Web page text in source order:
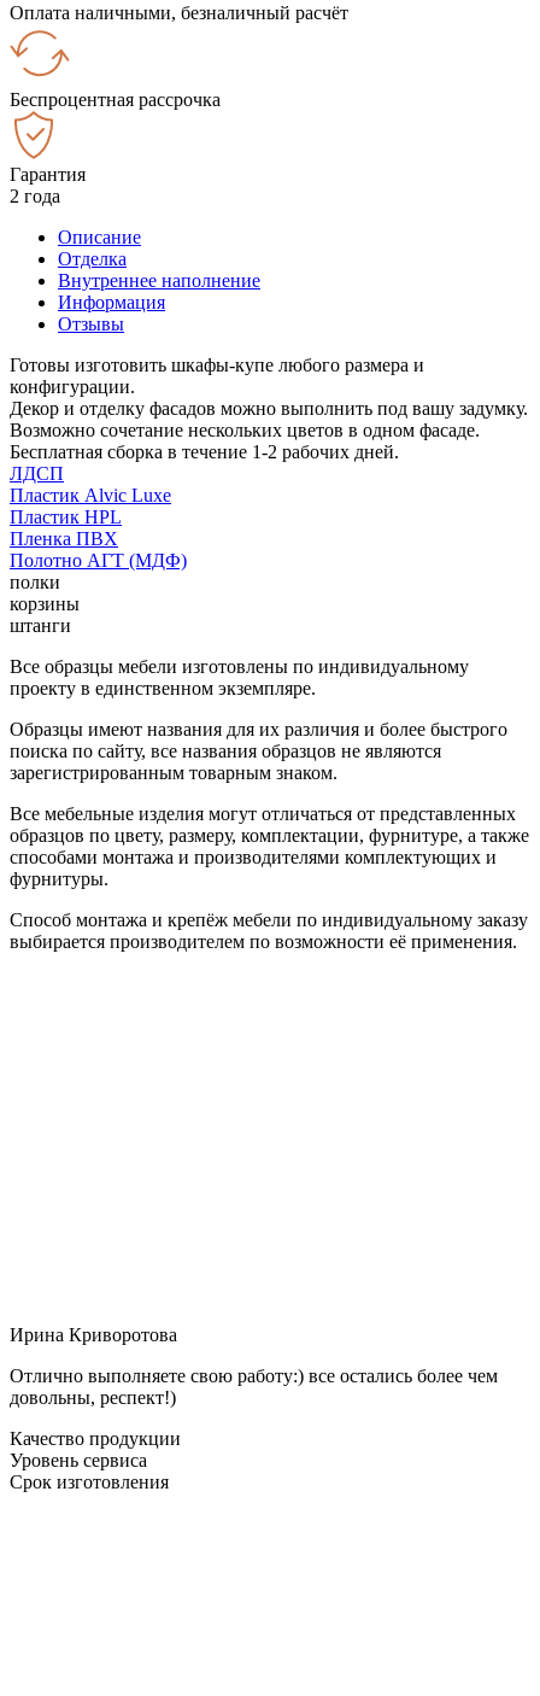
Оплата наличными, безналичный расчёт
Беспроцентная рассрочка
Гарантия
2 года
Описание
Отделка
Внутреннее наполнение
Информация
Отзывы
Готовы изготовить шкафы-купе любого размера и
конфигурации.
Декор и отделку фасадов можно выполнить под вашу задумку.
Возможно сочетание нескольких цветов в одном фасаде.
Бесплатная сборка в течение 1-2 рабочих дней.
ЛДСП
Пластик Alvic Luxe
Пластик HPL
Пленка ПВХ
Полотно АГТ (МДФ)
полки
корзины
штанги
Все образцы мебели изготовлены по индивидуальному
проекту в единственном экземпляре.
Образцы имеют названия для их различия и более быстрого
поиска по сайту, все названия образцов не являются
зарегистрированным товарным знаком.
Все мебельные изделия могут отличаться от представленных
образцов по цвету, размеру, комплектации, фурнитуре, а также
способами монтажа и производителями комплектующих и
фурнитуры.
Способ монтажа и крепёж мебели по индивидуальному заказу
выбирается производителем по возможности её применения.
Ирина Криворотова
Отлично выполняете свою работу:) все остались более чем
довольны, респект!)
Качество продукции
Уровень сервиса
Срок изготовления